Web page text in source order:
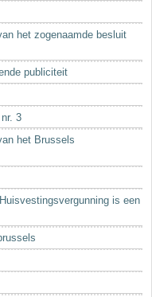
het zogenaamde besluit
publiciteit
3
het Brussels
is een